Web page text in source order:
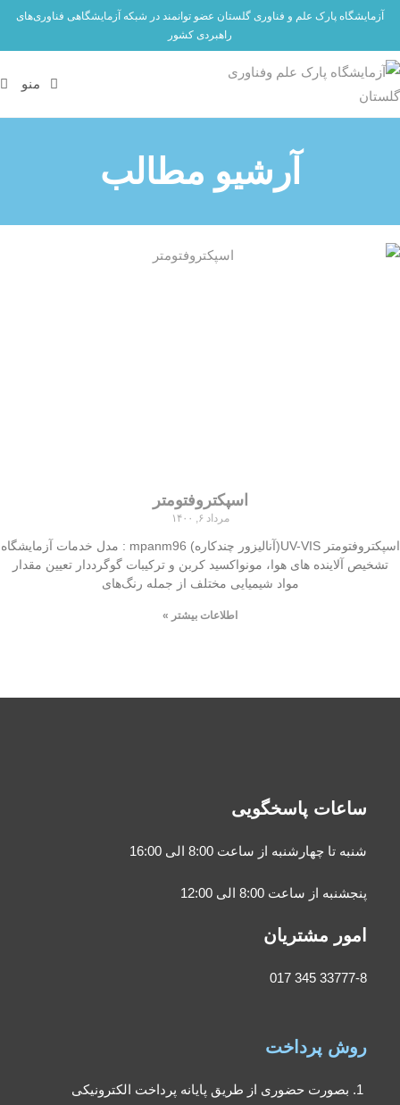
آزمایشگاه پارک علم و فناوری گلستان عضو توانمند در شبکه آزمایشگاهی فناوری‌های
راهبردی کشور
منو
آرشیو مطالب
اسپکتروفتومتر
مرداد ۶, ۱۴۰۰
اسپکتروفتومتر UV-VIS(آنالیزور چندکاره) mpanm96 : مدل خدمات آزمایشگاه
تشخیص آلاینده های هوا، مونواکسید کربن و ترکیبات گوگرددار تعیین مقدار
مواد شیمیایی مختلف از جمله رنگ‌های
اطلاعات بیشتر »
ساعات پاسخگویی
شنبه تا چهارشنبه از ساعت 8:00 الی 16:00
پنجشنبه از ساعت 8:00 الی 12:00
امور مشتریان
33777-8 345 017
روش پرداخت
بصورت حضوری از طریق پایانه پرداخت الکترونیکی